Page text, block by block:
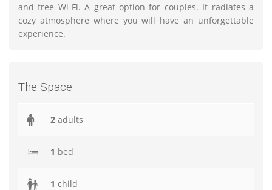
and free Wi-Fi. A great option for couples. It radiates a
cozy atmosphere where you will have an unforgettable
experience.
The Space
2 adults
1 bed
1 child